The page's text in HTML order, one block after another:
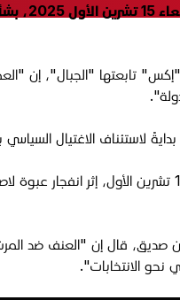
علق
تابعتها "الجبال"، إن
لاستئناف الاغتيال
وقُتل المشهداني حتفه صباح الأربعاء
صديق، قال إن "العنف ضد
نحو الانتخابات".